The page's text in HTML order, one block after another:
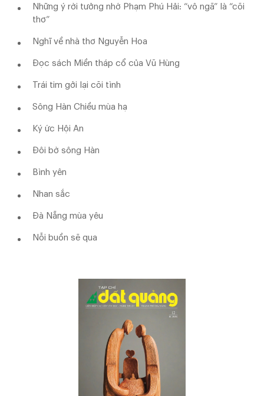
Những ý rời tưởng nhớ Phạm Phú Hải: “vô ngã” là “cõi
thơ”
Nghĩ về nhà thơ Nguyễn Hoa
Đọc sách Miền tháp cổ của Vũ Hùng
Trái tim gởi lại cõi tình
Sông Hàn Chiều mùa hạ
Ký ức Hội An
Đôi bờ sông Hàn
Bình yên
Nhan sắc
Đà Nẵng mùa yêu
Nỗi buồn sẽ qua